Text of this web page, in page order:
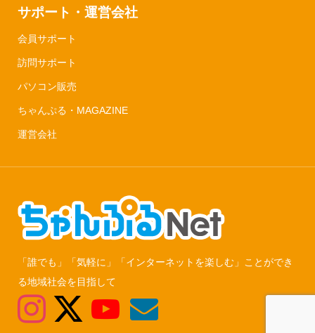
サポート・運営会社
会員サポート
訪問サポート
パソコン販売
ちゃんぷる・MAGAZINE
運営会社
「誰でも」「気軽に」「インターネットを楽しむ」ことができ
る地域社会を目指して